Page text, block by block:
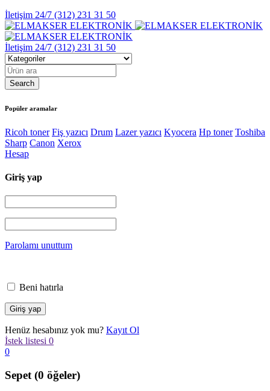
İletişim 24/7 (312) 231 31 50
İletişim 24/7 (312) 231 31 50
Popüler aramalar
Ricoh toner Fiş yazıcı Drum Lazer yazıcı Kyocera Hp toner Toshiba
Sharp Canon Xerox
Hesap
Giriş yap
Parolamı unuttum
Beni hatırla
Henüz hesabınız yok mu? Kayıt Ol
İstek listesi 0
0
Sepet (0 öğeler)